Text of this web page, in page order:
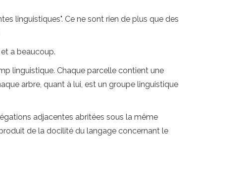
linguistiques". Ce ne sont rien de plus que des
a beaucoup.
linguistique. Chaque parcelle contient une
arbre, quant à lui, est un groupe linguistique
adjacentes abritées sous la même
de la docilité du langage concernant le